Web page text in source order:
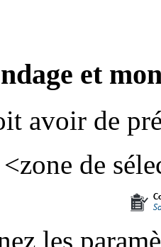
et
avoir de
de
les